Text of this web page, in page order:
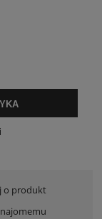
o produkt